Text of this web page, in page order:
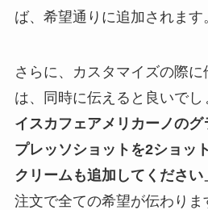
ば、希望通りに追加されます
さらに、カスタマイズの際
は、同時に伝えると良いでし
イスカフェアメリカーノの
プレッソショットを2ショッ
クリームも追加してください
注文で全ての希望が伝わりま